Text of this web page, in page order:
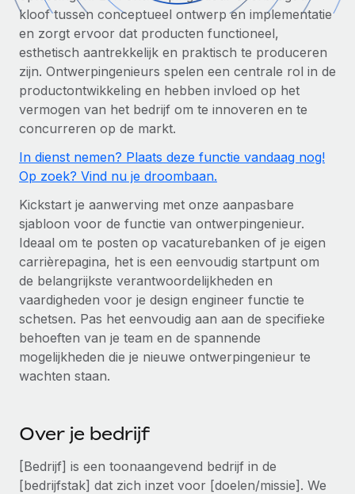
Zzp'ers internationaal onboarden en beheren
PEO
Ingewikkelde HR-taken eenvoudig uitbesteden
INFRASTRUCTUUR
Remote Embedded
HR naadloos in workflows integreren
Platform
Ingebouwde essentiële HR-functies voor je team
Verbinden Nieuw
AI-tools koppelen aan Remote met onze MCP
Integraties
Processen stroomlijnen met essentiële zakelijke tools
DIENSTEN
Achtergrondonderzoek
Vereenvoudig het screeningsproces van
kandidaten
GROEIFASE
Start-ups
Flexibele global HR en payroll solutions voor groeiende
bedrijven
Teams uitbreiden met HR solutions op maat
Global HR voor grote bedrijven
WERK MET ONS SAMEN
Strategische technologiepartners
Integreer global HR flexibel in je platform
Een partner worden
Ontdek hoe je met ons kunt samenwerken
CASESTUDY'S
Betalingscalculator voor zzp'ers
Ontdek valuta-opties en betaalsnelheden voor
internationale zzp'ers
LEREN MET REMOTE
Onderzoek en gidsen
Casestudy's
Checklists en templates
Bibliotheek met functiebeschrijvingen
Webinars
Evenementen
Newsroom
Alle bronnen bekijken
Nederlands
Français
Deutsch
Italiano
Português (Portugal)
日本語
한국어
中文（简体）
Inloggen
kloof tussen conceptueel ontwerp en implementatie
en zorgt ervoor dat producten functioneel,
esthetisch aantrekkelijk en praktisch te produceren
zijn. Ontwerpingenieurs spelen een centrale rol in de
productontwikkeling en hebben invloed op het
vermogen van het bedrijf om te innoveren en te
concurreren op de markt.
In dienst nemen? Plaats deze functie vandaag nog!
Op zoek? Vind nu je droombaan.
Kickstart je aanwerving met onze aanpasbare
sjabloon voor de functie van ontwerpingenieur.
Ideaal om te posten op vacaturebanken of je eigen
carrièrepagina, het is een eenvoudig startpunt om
de belangrijkste verantwoordelijkheden en
vaardigheden voor je design engineer functie te
schetsen. Pas het eenvoudig aan aan de specifieke
behoeften van je team en de spannende
mogelijkheden die je nieuwe ontwerpingenieur te
wachten staan.
Over je bedrijf
[Bedrijf] is een toonaangevend bedrijf in de
[bedrijfstak] dat zich inzet voor [doelen/missie]. We